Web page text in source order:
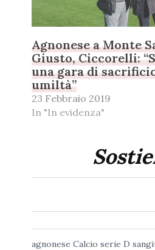
Agnonese a Monte
Giusto, Ciccorelli:
una gara di
umiltà”
23 Febbraio 2019
In "In evidenza"
agnonese Calcio serie D